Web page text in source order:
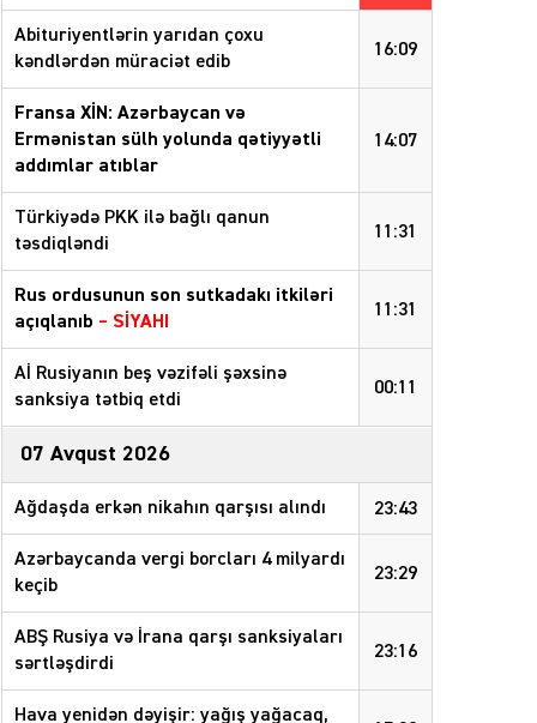
16:09
Abituriyentlərin yarıdan çoxu
kəndlərdən müraciət edib
14:07
Fransa XİN: Azərbaycan və
Ermənistan sülh yolunda qətiyyətli
addımlar atıblar
11:31
Türkiyədə PKK ilə bağlı qanun
təsdiqləndi
11:31
Rus ordusunun son sutkadakı itkiləri
açıqlanıb – SİYAHI
00:11
Aİ Rusiyanın beş vəzifəli şəxsinə
sanksiya tətbiq etdi
07 Avqust 2026
23:43
Ağdaşda erkən nikahın qarşısı alındı
23:29
Azərbaycanda vergi borcları 4 milyardı
keçib
23:16
ABŞ Rusiya və İrana qarşı sanksiyaları
sərtləşdirdi
Hava yenidən dəyişir: yağış yağacaq,